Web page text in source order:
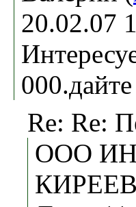
20.02.07
Re: Re:
ООО